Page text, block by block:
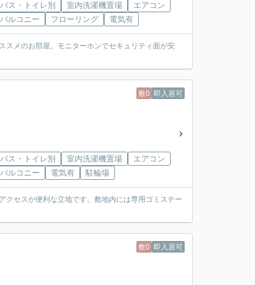
バス・トイレ別 室内洗濯機置場
エアコン
バルコニー
フローリング 電気有
スメのお部屋。モニターホンでセキュリティ面が安
敷0 即入居可
バス・トイレ別 室内洗濯機置場
エアコン
バルコニー
電気有 駐輪場
クセスが便利な立地です。敷地内には専用ゴミステー
敷0 即入居可